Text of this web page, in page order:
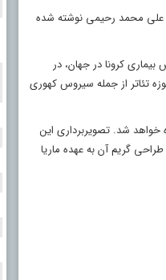
علی محمد رحیمی نوشته شده
بیماری کرونا در جهان، در
تئاتر از جمله سیروس کهوری
خواهد شد. تصویربرداری این
گریم آن به عهده‌ ماریا